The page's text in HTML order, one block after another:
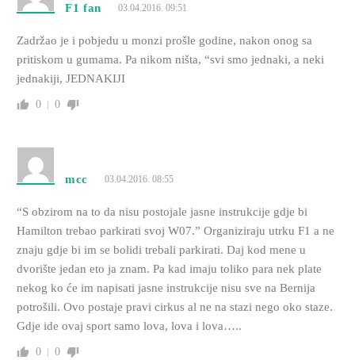
F1 fan 03.04.2016. 09:51
Zadržao je i pobjedu u monzi prošle godine, nakon onog sa
pritiskom u gumama. Pa nikom ništa, “svi smo jednaki, a neki
jednakiji, JEDNAKIJI
0 0
mcc 03.04.2016. 08:55
“S obzirom na to da nisu postojale jasne instrukcije gdje bi
Hamilton trebao parkirati svoj W07.” Organiziraju utrku F1 a ne
znaju gdje bi im se bolidi trebali parkirati. Daj kod mene u
dvorište jedan eto ja znam. Pa kad imaju toliko para nek plate
nekog ko će im napisati jasne instrukcije nisu sve na Bernija
potrošili. Ovo postaje pravi cirkus al ne na stazi nego oko staze.
Gdje ide ovaj sport samo lova, lova i lova…..
0 0